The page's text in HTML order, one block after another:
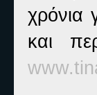
χρόνια
και